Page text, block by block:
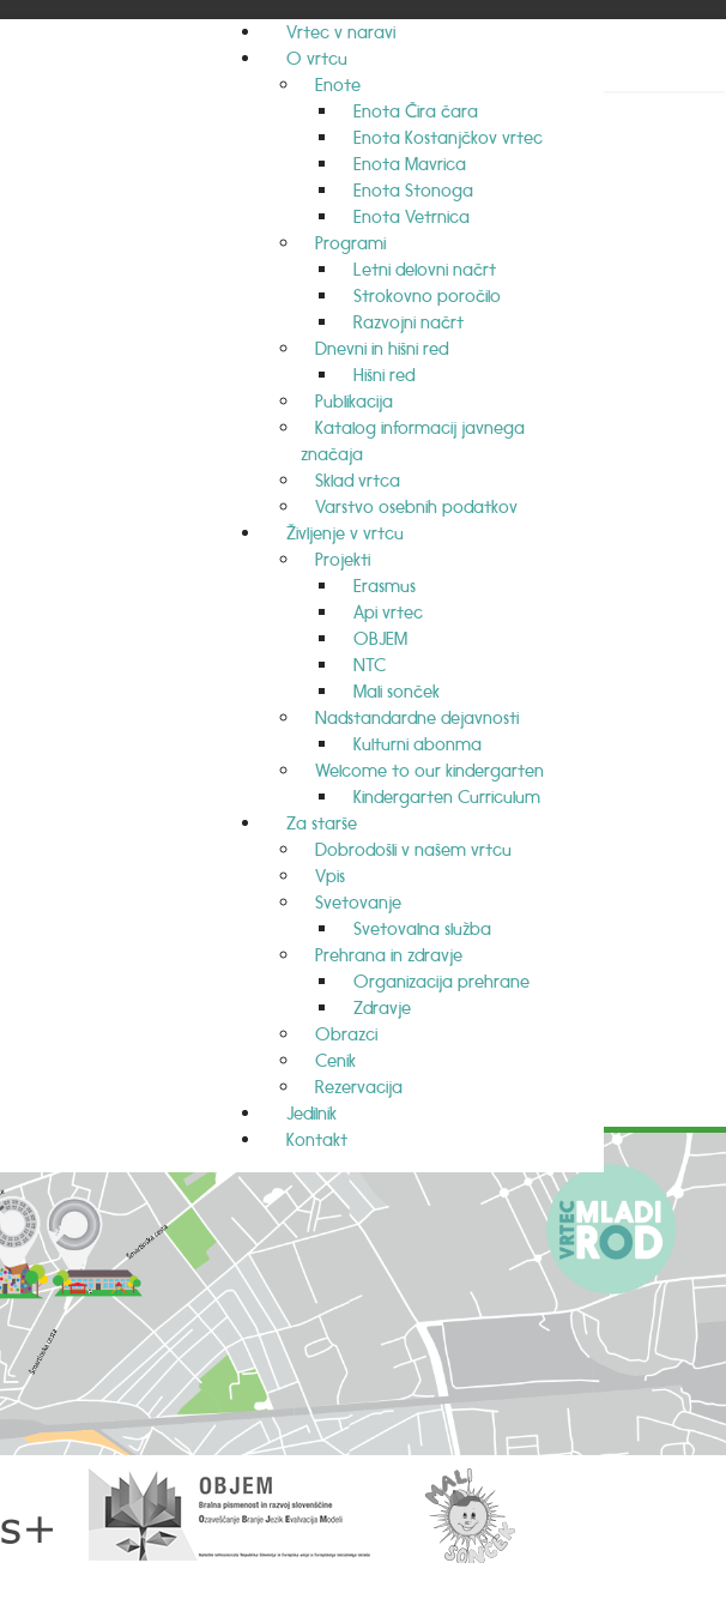
Vrtec v naravi
O vrtcu
Enote
Enota Čira čara
Enota Kostanjčkov vrtec
Enota Mavrica
Enota Stonoga
Enota Vetrnica
Programi
Letni delovni načrt
Strokovno poročilo
Razvojni načrt
Dnevni in hišni red
Hišni red
Publikacija
Katalog informacij javnega
značaja
Sklad vrtca
Varstvo osebnih podatkov
Življenje v vrtcu
Projekti
Erasmus
Api vrtec
OBJEM
NTC
Mali sonček
Nadstandardne dejavnosti
Kulturni abonma
Welcome to our kindergarten
Kindergarten Curriculum
Za starše
Dobrodošli v našem vrtcu
Vpis
Svetovanje
Svetovalna služba
Prehrana in zdravje
Organizacija prehrane
Zdravje
Obrazci
Cenik
Rezervacija
Jedilnik
Kontakt
domov, sreda, 6. 5. 2026
zrak in tišina narave sta nas nežno pospremila v nov dan, ki je hkrati
delo, opremo ter življenje v gozdu. Otroci bodo ob tem spoznali, s
kjer bomo spoznali življenje čebel in pomen njihovega dela. To
odhajamo domov. 🌿